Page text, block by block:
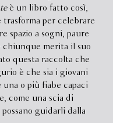
è un libro fatto così,
per celebrare
spazio a sogni, paure
chiunque merita il suo
questa raccolta che
è che sia i giovani
una o più fiabe capaci
come una scia di
guidarli dalla